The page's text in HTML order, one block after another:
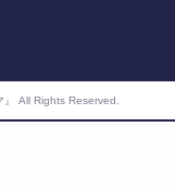
』 All Rights Reserved.